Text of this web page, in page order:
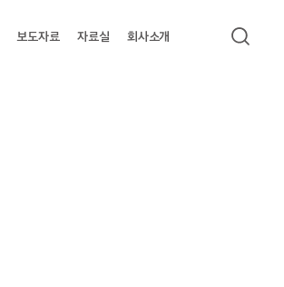
보도자료 자료실 회사소개 검색